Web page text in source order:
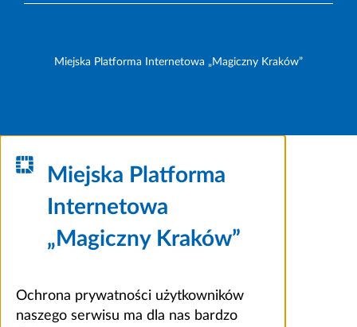
Miejska Platforma Internetowa „Magiczny Kraków”
Miejska Platforma
Internetowa
„Magiczny Kraków”
Ochrona prywatności użytkowników
naszego serwisu ma dla nas bardzo